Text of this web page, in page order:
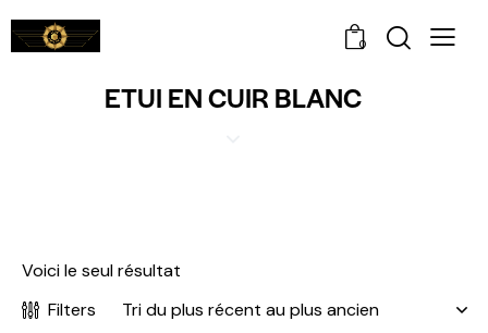
0
ETUI EN CUIR BLANC
Voici le seul résultat
Filters